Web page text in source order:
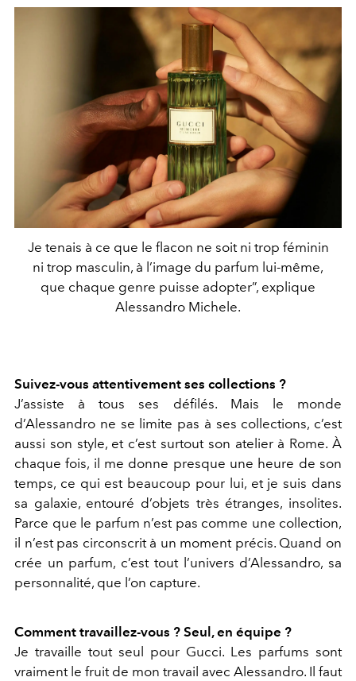
Je tenais à ce que le flacon ne soit ni trop féminin
ni trop masculin, à l’image du parfum lui-même,
que chaque genre puisse adopter”, explique
Alessandro Michele.
Suivez-vous attentivement ses collections ?
J’assiste à tous ses défilés. Mais le monde
d’Alessandro ne se limite pas à ses collections, c’est
aussi son style, et c’est surtout son atelier à Rome. À
chaque fois, il me donne presque une heure de son
temps, ce qui est beaucoup pour lui, et je suis dans
sa galaxie, entouré d’objets très étranges, insolites.
Parce que le parfum n’est pas comme une collection,
il n’est pas circonscrit à un moment précis. Quand on
crée un parfum, c’est tout l’univers d’Alessandro, sa
personnalité, que l’on capture.
Comment travaillez-vous ? Seul, en équipe ?
Je travaille tout seul pour Gucci. Les parfums sont
vraiment le fruit de mon travail avec Alessandro. Il faut